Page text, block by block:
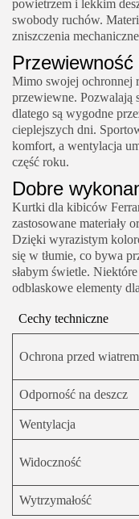
powietrzem i lekkim
swobody ruchów.
zniszczenia
Mimo swojej ochronnej
przewiewne. Pozwalają
dlatego są wygodne
cieplejszych dni.
komfort, a wentylacja
część roku.
Dobre
Kurtki dla kibiców
zastosowane materiały
Dzięki wyrazistym
się w tłumie, co bywa
słabym świetle.
odblaskowe elementy
Cechy techniczne
Ochrona przed wiatrem
Odporność na deszcz
Wentylacja
Widoczność
Wytrzymałość